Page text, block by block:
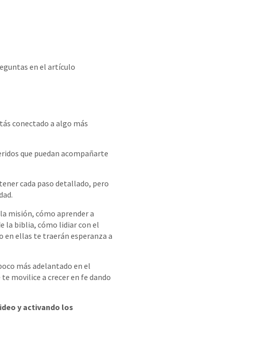
en el artículo
conectado a algo más
que puedan acompañarte
cada paso detallado, pero
misión, cómo aprender a
la biblia, cómo lidiar con el
en ellas te traerán esperanza a
más adelantado en el
movilice a crecer en fe dando
y activando los